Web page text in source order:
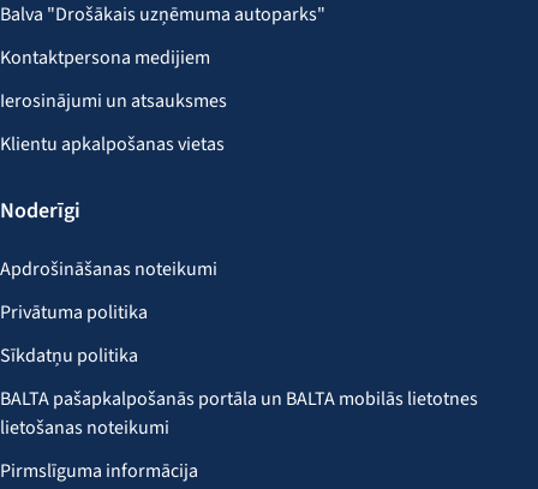
Balva "Drošākais uzņēmuma autoparks"
Kontaktpersona medijiem
Ierosinājumi un atsauksmes
Klientu apkalpošanas vietas
Noderīgi
Apdrošināšanas noteikumi
Privātuma politika
Sīkdatņu politika
BALTA pašapkalpošanās portāla un BALTA mobilās lietotnes
lietošanas noteikumi
Pirmslīguma informācija